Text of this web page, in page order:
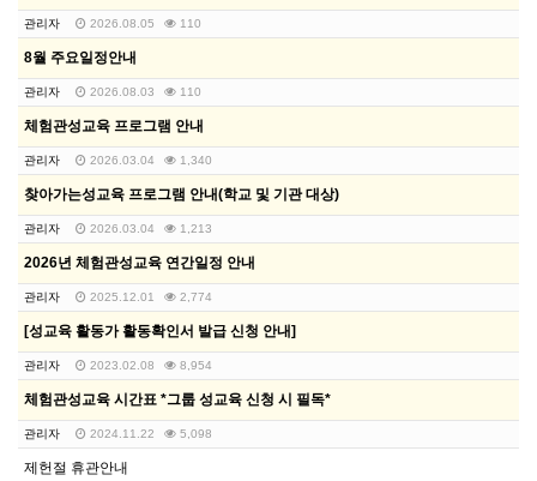
관리자 2026.08.05 110
8월 주요일정안내
관리자 2026.08.03 110
체험관성교육 프로그램 안내
관리자 2026.03.04 1,340
찾아가는성교육 프로그램 안내(학교 및 기관 대상)
관리자 2026.03.04 1,213
2026년 체험관성교육 연간일정 안내
관리자 2025.12.01 2,774
[성교육 활동가 활동확인서 발급 신청 안내]
관리자 2023.02.08 8,954
체험관성교육 시간표 *그룹 성교육 신청 시 필독*
관리자 2024.11.22 5,098
제헌절 휴관안내